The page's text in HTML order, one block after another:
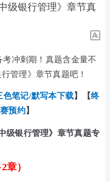
级银行管理》章节真
冲刺期！真题含金量不
管理》章节真题吧！
色笔记/默写本下载】【终
预约】
级银行管理》章节真题专
章）